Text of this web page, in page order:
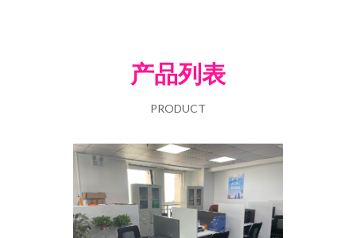
产品列表
PRODUCT